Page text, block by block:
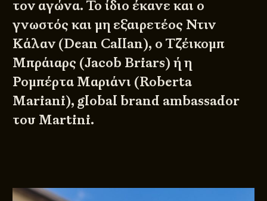
τον αγώνα. Το ίδιο έκανε και ο
γνωστός και μη εξαιρετέος Ντιν
Κάλαν (Dean Callan), ο Τζέικομπ
Μπράιαρς (Jacob Briars) ή η
Ρομπέρτα Μαριάνι (Roberta
Mariani), global brand ambassador
του Martini.